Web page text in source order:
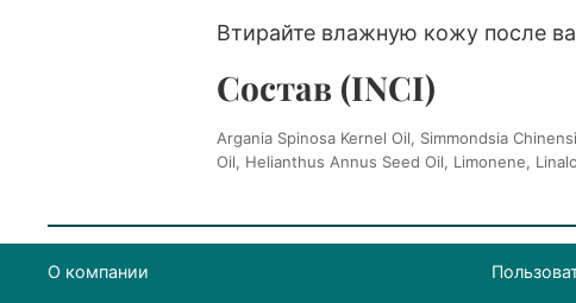
Втирайте влажную кожу после
Состав (INCI)
Argania Spinosa Kernel Oil, Simmondsia
Oil, Helianthus Annus Seed Oil, Limonene,
О компании